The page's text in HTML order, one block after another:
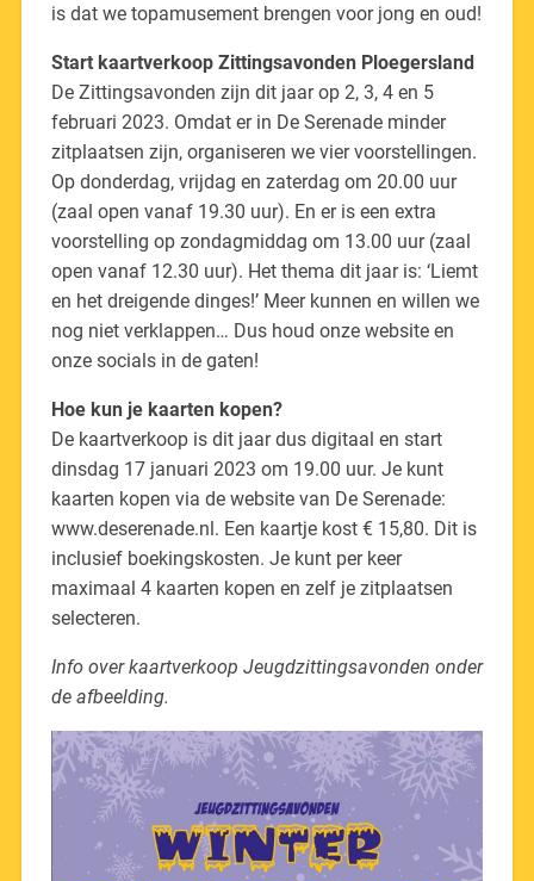
is dat we topamusement brengen voor jong en oud!
Start kaartverkoop Zittingsavonden Ploegersland
De Zittingsavonden zijn dit jaar op 2, 3, 4 en 5
februari 2023. Omdat er in De Serenade minder
zitplaatsen zijn, organiseren we vier voorstellingen.
Op donderdag, vrijdag en zaterdag om 20.00 uur
(zaal open vanaf 19.30 uur). En er is een extra
voorstelling op zondagmiddag om 13.00 uur (zaal
open vanaf 12.30 uur). Het thema dit jaar is: ‘Liemt
en het dreigende dinges!’ Meer kunnen en willen we
nog niet verklappen… Dus houd onze website en
onze socials in de gaten!
Hoe kun je kaarten kopen?
De kaartverkoop is dit jaar dus digitaal en start
dinsdag 17 januari 2023 om 19.00 uur. Je kunt
kaarten kopen via de website van De Serenade:
www.deserenade.nl. Een kaartje kost € 15,80. Dit is
inclusief boekingskosten. Je kunt per keer
maximaal 4 kaarten kopen en zelf je zitplaatsen
selecteren.
Info over kaartverkoop Jeugdzittingsavonden onder
de afbeelding.